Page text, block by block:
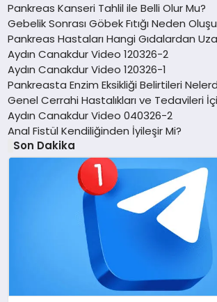
Pankreas Kanseri Tahlil ile Belli Olur Mu?
Gebelik Sonrası Göbek Fıtığı Neden
Pankreas Hastaları Hangi Gıdalardan
Aydın Canakdur Video 120326-2
Aydın Canakdur Video 120326-1
Pankreasta Enzim Eksikliği Belirtileri
Genel Cerrahi Hastalıkları ve Tedavileri
Aydın Canakdur Video 040326-2
Anal Fistül Kendiliğinden İyileşir Mi?
Son Dakika